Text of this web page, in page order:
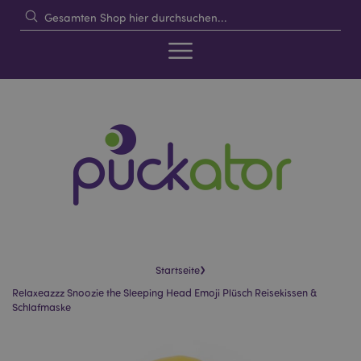
Startseite›
Relaxeazzz Snoozie the Sleeping Head Emoji Plüsch Reisekissen &
Schlafmaske